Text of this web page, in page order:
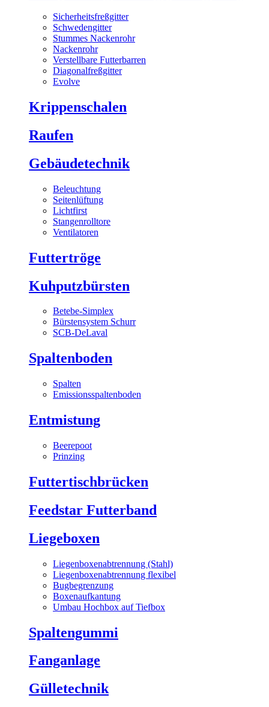
Sicherheitsfreßgitter
Schwedengitter
Stummes Nackenrohr
Nackenrohr
Verstellbare Futterbarren
Diagonalfreßgitter
Evolve
Krippenschalen
Raufen
Gebäudetechnik
Beleuchtung
Seitenlüftung
Lichtfirst
Stangenrolltore
Ventilatoren
Futtertröge
Kuhputzbürsten
Betebe-Simplex
Bürstensystem Schurr
SCB-DeLaval
Spaltenboden
Spalten
Emissionsspaltenboden
Entmistung
Beerepoot
Prinzing
Futtertischbrücken
Feedstar Futterband
Liegeboxen
Liegenboxenabtrennung (Stahl)
Liegenboxenabtrennung flexibel
Bugbegrenzung
Boxenaufkantung
Umbau Hochbox auf Tiefbox
Spaltengummi
Fanganlage
Gülletechnik